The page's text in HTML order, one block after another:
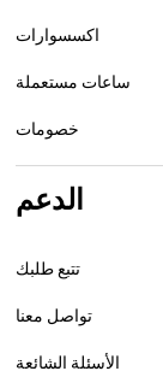
اكسسوارات
ساعات مستعملة
خصومات
الدعم
تتبع طلبك
تواصل معنا
الأسئلة الشائعة